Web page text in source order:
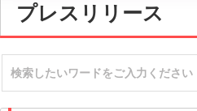
プレスリリース